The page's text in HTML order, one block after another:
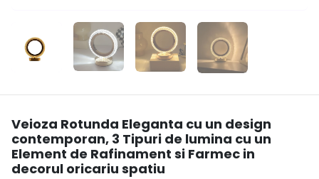
Veioza Rotunda Eleganta cu un design
contemporan, 3 Tipuri de lumina cu un
Element de Rafinament si Farmec in
decorul oricariu spatiu